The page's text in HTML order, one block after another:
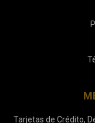
Tarjetas de Crédito,